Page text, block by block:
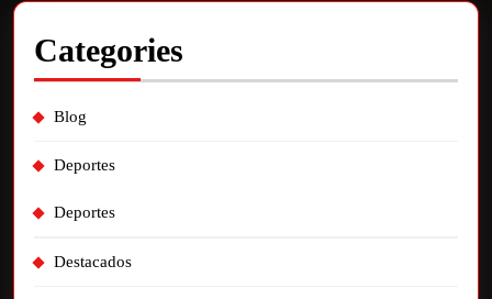
Categories
Blog
Deportes
Deportes
Destacados